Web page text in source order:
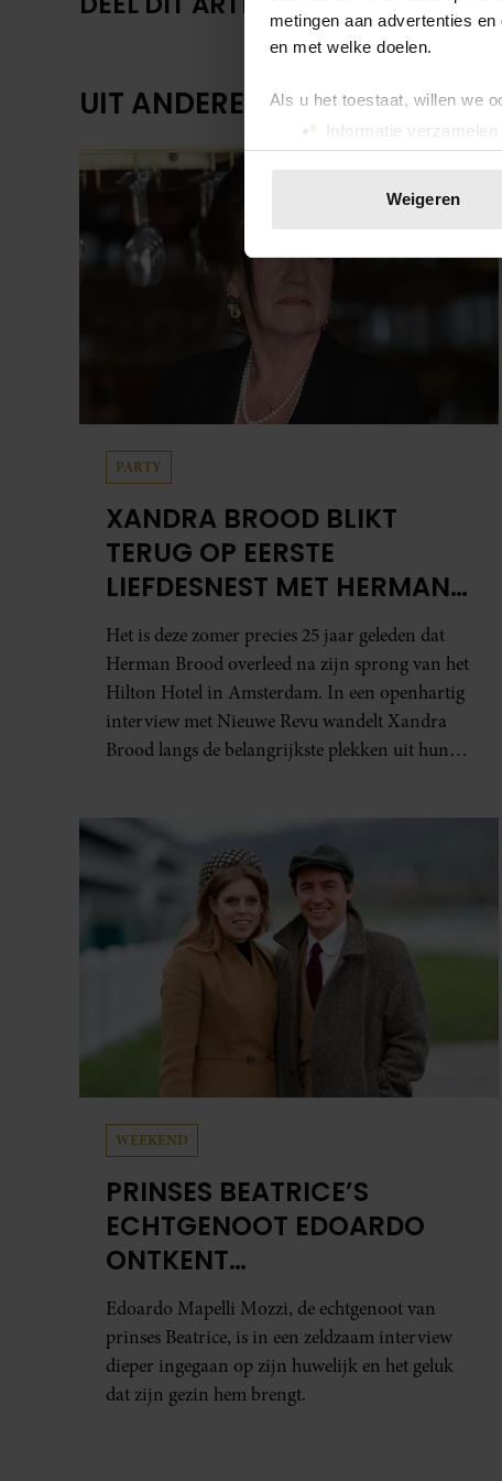
metingen aan advertenties
en met welke doelen.
Als u het toestaat, willen we
Informatie
Uw apparaat
toestemming op elk moment
We gebruiken cookies om
websiteverkeer te
media, adverteren en
verstrekt of die ze hebben
onze website blijft gebruiken.
Weigeren
UIT ANDERE MEDIA
PARTY
XANDRA BROOD BLIKT
TERUG OP EERSTE
LIEFDESNEST MET HERMAN
BROOD: “HIER IS LOLA
GEBOREN”
Het is deze zomer precies 25 jaar geleden dat
Herman Brood overleed na zijn sprong van het
Hilton Hotel in Amsterdam. In een openhartig
interview met Nieuwe Revu wandelt Xandra
Brood langs de belangrijkste plekken uit hun
aan herinneringen op. Daar begon hun leven
samen en werd dochter Lola geboren.
WEEKEND
PRINSES BEATRICE’S
ECHTGENOOT EDOARDO
ONTKENT
HUWELIJKSPROBLEMEN
Edoardo Mapelli Mozzi, de echtgenoot van
prinses Beatrice, is in een zeldzaam interview
dieper ingegaan op zijn huwelijk en het geluk
dat zijn gezin hem brengt.